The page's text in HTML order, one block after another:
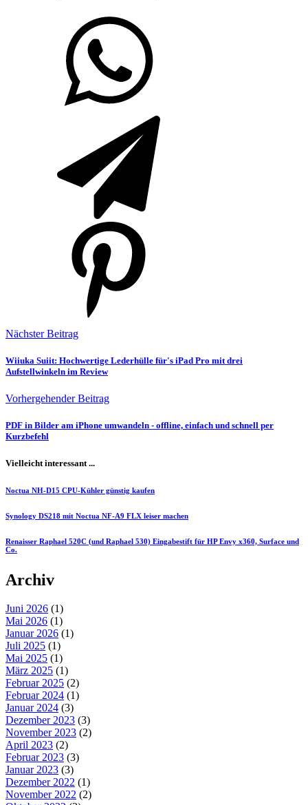
Nächster Beitrag
Wiiuka Suiit: Hochwertige Lederhülle für's iPad Pro mit drei
Aufstellwinkeln im Review
Vorhergehender Beitrag
PDF in Bilder am iPhone umwandeln - offline, einfach und schnell per
Kurzbefehl
Vielleicht interessant ...
Noctua NH-D15 CPU-Kühler günstig kaufen
Synology DS218 mit Noctua NF-A9 FLX leiser machen
Renaisser Raphael 520C (und Raphael 530) Eingabestift für HP Envy x360, Surface und
Co.
Archiv
Juni 2026 (1)
Mai 2026 (1)
Januar 2026 (1)
Juli 2025 (1)
Mai 2025 (1)
März 2025 (1)
Februar 2025 (2)
Februar 2024 (1)
Januar 2024 (3)
Dezember 2023 (3)
November 2023 (2)
April 2023 (2)
Februar 2023 (3)
Januar 2023 (3)
Dezember 2022 (1)
November 2022 (2)